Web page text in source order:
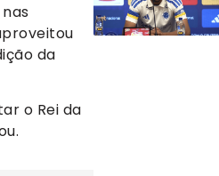
da
o Rei da